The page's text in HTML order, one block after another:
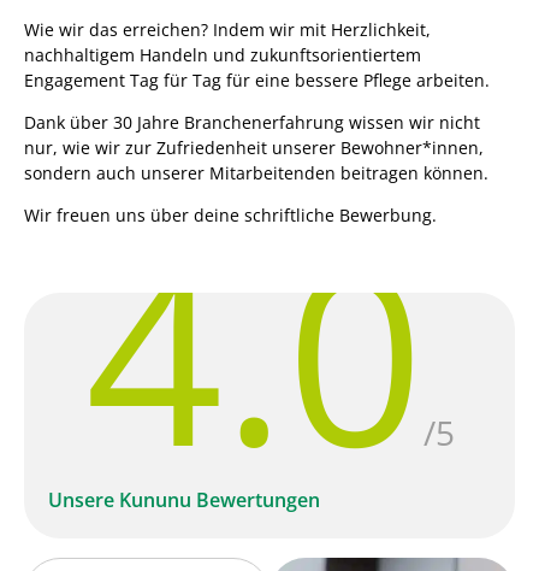
Wie wir das erreichen? Indem wir mit Herzlichkeit,
nachhaltigem Handeln und zukunftsorientiertem
Engagement Tag für Tag für eine bessere Pflege arbeiten.
Dank über 30 Jahre Branchenerfahrung wissen wir nicht
nur, wie wir zur Zufriedenheit unserer Bewohner*innen,
sondern auch unserer Mitarbeitenden beitragen können.
Wir freuen uns über deine schriftliche Bewerbung.
4.0 /5
Unsere Kununu Bewertungen